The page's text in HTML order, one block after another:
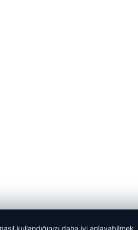
kullandığınızı daha iyi